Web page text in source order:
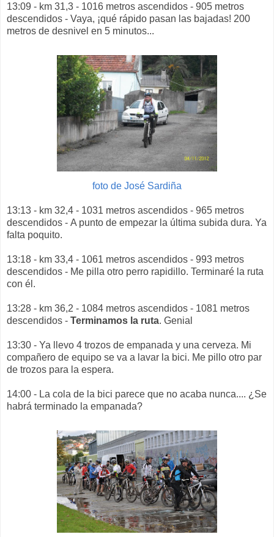
13:09 - km 31,3 - 1016 metros ascendidos - 905 metros
descendidos - Vaya, ¡qué rápido pasan las bajadas! 200
metros de desnivel en 5 minutos...
foto de José Sardiña
13:13 - km 32,4 - 1031 metros ascendidos - 965 metros
descendidos - A punto de empezar la última subida dura. Ya
falta poquito.
13:18 - km 33,4 - 1061 metros ascendidos - 993 metros
descendidos - Me pilla otro perro rapidillo. Terminaré la ruta
con él.
13:28 - km 36,2 - 1084 metros ascendidos - 1081 metros
descendidos - Terminamos la ruta. Genial
13:30 - Ya llevo 4 trozos de empanada y una cerveza. Mi
compañero de equipo se va a lavar la bici. Me pillo otro par
de trozos para la espera.
14:00 - La cola de la bici parece que no acaba nunca.... ¿Se
habrá terminado la empanada?